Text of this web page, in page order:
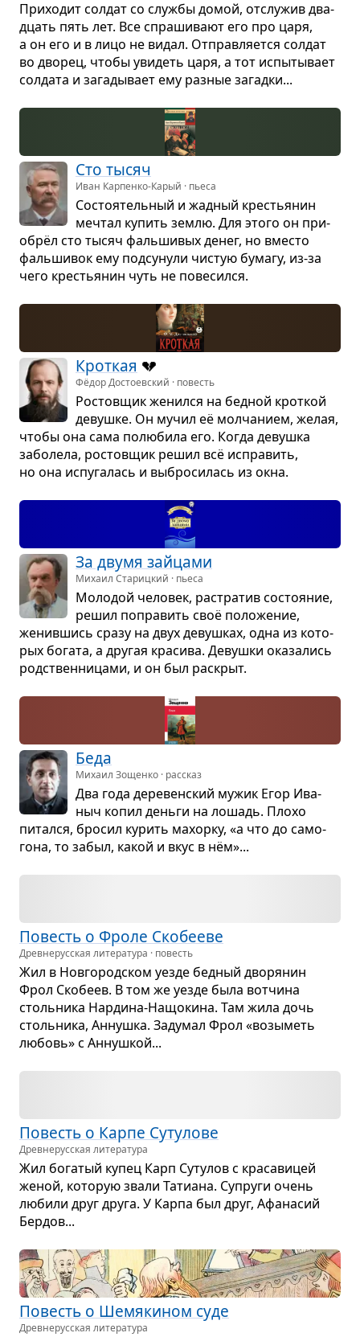
При­хо­дит сол­дат со службы домой, отслу­жив два­
дцать пять лет. Все спра­ши­вают его про царя,
а он его и в лицо не видал. Отправ­ля­ется сол­дат
во дво­рец, чтобы уви­деть царя, а тот испы­ты­вает
сол­дата и зага­ды­вает ему раз­ные загадки...
Сто тысяч
Иван Карпенко-Карый · пьеса
Состо­я­тель­ный и жад­ный кре­стья­нин
меч­тал купить землю. Для этого он при­
обрёл сто тысяч фаль­ши­вых денег, но вме­сто
фаль­ши­вок ему под­су­нули чистую бумагу, из-за
чего кре­стья­нин чуть не пове­сился.
Крот­кая 💔
Фёдор Достоевский · повесть
Ростов­щик женился на бед­ной крот­кой
девушке. Он мучил её мол­ча­нием, желая,
чтобы она сама полю­била его. Когда девушка
забо­лела, ростов­щик решил всё испра­вить,
но она испу­га­лась и выбро­си­лась из окна.
За двумя зай­цами
Михаил Старицкий · пьеса
Моло­дой чело­век, рас­тра­тив состо­я­ние,
решил попра­вить своё поло­же­ние,
женив­шись сразу на двух девуш­ках, одна из кото­
рых богата, а дру­гая кра­сива. Девушки ока­за­лись
род­ствен­ни­цами, и он был рас­крыт.
Беда
Михаил Зощенко · рассказ
Два года дере­вен­ский мужик Егор Ива­
ныч копил деньги на лошадь. Плохо
питался, бро­сил курить махорку, «а что до само­
гона, то забыл, какой и вкус в нём»...
Повесть о Фроле Ско­бе­еве
Древне­русская литература · повесть
Жил в Нов­го­род­ском уезде бед­ный дво­ря­нин
Фрол Ско­беев. В том же уезде была вот­чина
столь­ника Нар­дина-Нащо­кина. Там жила дочь
столь­ника, Аннушка. Заду­мал Фрол «возы­меть
любовь» с Аннуш­кой...
Повесть о Карпе Суту­лове
Древне­русская литература
Жил бога­тый купец Карп Суту­лов с кра­са­ви­цей
женой, кото­рую звали Тати­ана. Супруги очень
любили друг друга. У Карпа был друг, Афа­на­сий
Бер­дов...
Повесть о Шемя­ки­ном суде
Древне­русская литература